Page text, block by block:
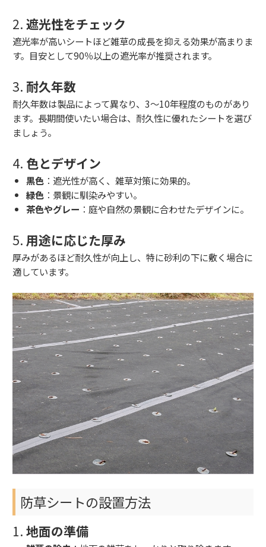
2. 遮光性をチェック
遮光率が高いシートほど雑草の成長を抑える効果が高まりま
す。目安として90％以上の遮光率が推奨されます。
3. 耐久年数
耐久年数は製品によって異なり、3～10年程度のものがあり
ます。長期間使いたい場合は、耐久性に優れたシートを選び
ましょう。
4. 色とデザイン
黒色 ：遮光性が高く、雑草対策に効果的。
緑色 ：景観に馴染みやすい。
茶色やグレー ：庭や自然の景観に合わせたデザインに。
5. 用途に応じた厚み
厚みがあるほど耐久性が向上し、特に砂利の下に敷く場合に
適しています。
防草シートの設置方法
1. 地面の準備